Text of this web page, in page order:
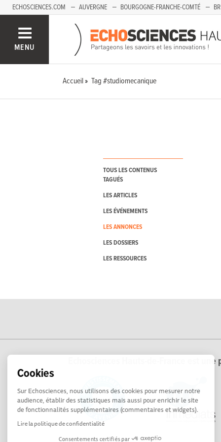
Cookies
Sur Echosciences, nous utilisons des cookies pour mesurer notre
audience, établir des statistiques mais aussi pour enrichir le site
de fonctionnalités supplémentaires (commentaires et widgets).
Lire la politique de confidentialité
Consentements certifiés par
ECHOSCIENCES.COM AUVERGNE BOURGOGNE-FRANCHE-COMTÉ
SAVOIE MONT-BLANC
MENU
Accueil Tag #studiomecanique
TOUS LES CONTENUS
TAGUÉS
LES ARTICLES
LES ÉVÉNEMENTS
LES ANNONCES
LES DOSSIERS
LES RESSOURCES
Echosciences Hauts-de-France est